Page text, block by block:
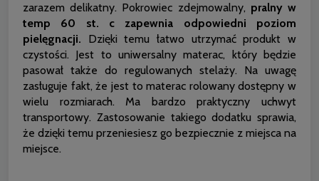
zarazem delikatny. Pokrowiec zdejmowalny, pralny w
temp 60 st. c zapewnia odpowiedni poziom
pielęgnacji. Dzięki temu łatwo utrzymać produkt w
czystości. Jest to uniwersalny materac, który będzie
pasował także do regulowanych stelaży. Na uwagę
zasługuje fakt, że jest to materac rolowany dostępny w
wielu rozmiarach. Ma bardzo praktyczny uchwyt
transportowy. Zastosowanie takiego dodatku sprawia,
że dzięki temu przeniesiesz go bezpiecznie z miejsca na
miejsce.